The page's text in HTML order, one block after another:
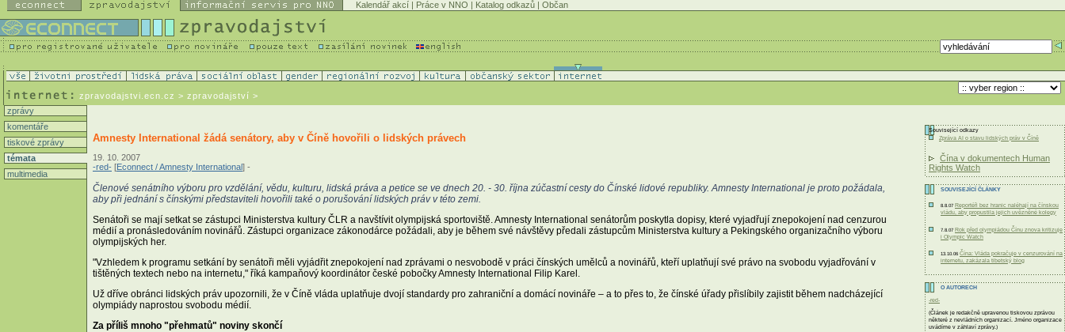
Kalendář akcí | Práce v NNO | Katalog odkazů | Občan
zpravodajstvi.ecn.cz > zpravodajství >
zprávy
komentáře
tiskové zprávy
témata
multimedia
Amnesty International žádá senátory, aby v Číně hovořili o lidských právech
19. 10. 2007
-red- [Econnect / Amnesty International] -
Členové senátního výboru pro vzdělání, vědu, kulturu, lidská práva a petice se ve dnech 20. - 30. října zúčastní cesty do Čínské lidové republiky. Amnesty International je proto požádala,
aby při jednání s čínskými představiteli hovořili také o porušování lidských práv v této zemi.
Senátoři se mají setkat se zástupci Ministerstva kultury ČLR a navštívit olympijská sportoviště. Amnesty International senátorům poskytla dopisy, které vyjadřují znepokojení nad cenzurou
médií a pronásledováním novinářů. Zástupci organizace zákonodárce požádali, aby je během své návštěvy předali zástupcům Ministerstva kultury a Pekingského organizačního výboru
olympijských her.
"Vzhledem k programu setkání by senátoři měli vyjádřit znepokojení nad zprávami o nesvobodě v práci čínských umělců a novinářů, kteří uplatňují své právo na svobodu vyjadřování v
tištěných textech nebo na internetu," říká kampaňový koordinátor české pobočky Amnesty International Filip Karel.
Už dříve obránci lidských práv upozornili, že v Číně vláda uplatňuje dvojí standardy pro zahraniční a domácí novináře – a to přes to, že čínské úřady přislíbily zajistit během nadcházející
olympiády naprostou svobodu médií.
Za příliš mnoho "přehmatů" noviny skončí
Související odkazy
Zpráva AI o stavu lidských práv v Číně
Čína v dokumentech Human
Rights Watch
SOUVISEJÍCÍ ČLÁNKY
8.8.07 Reportéři bez hranic naléhají na čínskou
vládu, aby propustila jejich uvězněné kolegy
7.8.07 Rok před olympiádou Čínu znova kritizuje
i Olympic Watch
13.10.06 Čína: Vláda pokračuje v cenzurování na
internetu, zakázala tibetský blog
O AUTORECH
-red-
(Článek je redakčně upravenou tiskovou zprávou
některé z nevládních organizací. Jméno organizace
uvádíme v záhlaví zprávy.)